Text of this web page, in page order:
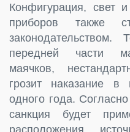
Конфигурация, свет
приборов также
передней части
маячков,
грозит наказание
одного года.
санкция будет
расположения